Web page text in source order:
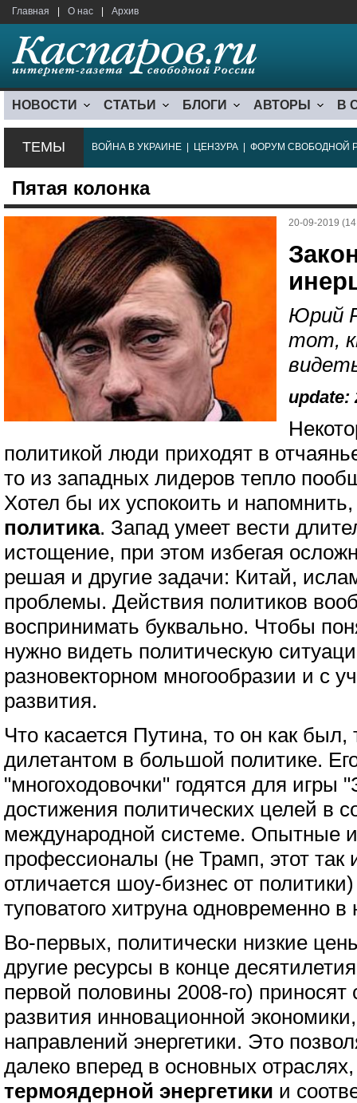
Главная О нас Архив
НОВОСТИ СТАТЬИ БЛОГИ АВТОРЫ В
ТЕМЫ ВОЙНА В УКРАИНЕ ЦЕНЗУРА ФОРУМ СВОБОДНОЙ
Пятая колонка
20-09-2019
Юрий
тот,
update:
политикой люди приходят в
то из западных лидеров тепло
Хотел бы их успокоить и
политика. Запад умеет вести
истощение, при этом избегая
решая и другие задачи: Китай,
проблемы. Действия политиков
воспринимать буквально. Чтобы
нужно видеть политическую
разновекторном многообразии и с
развития.
Что касается Путина, то он как был,
дилетантом в большой политике.
"многоходовочки" годятся для игры
достижения политических целей в
международной системе. Опытные
профессионалы (не Трамп, этот так
отличается шоу-бизнес от
туповатого хитруна одновременно в
Во-первых, политически низкие
другие ресурсы в конце
первой половины 2008-го)
развития инновационной
направлений энергетики. Это
далеко вперед в основных
термоядерной энергетики и